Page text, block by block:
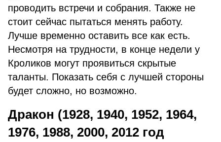
проводить встречи и собрания. Также не
стоит сейчас пытаться менять работу.
Лучше временно оставить все как есть.
Несмотря на трудности, в конце недели у
Кроликов могут проявиться скрытые
таланты. Показать себя с лучшей стороны
будет сложно, но возможно.
Дракон (1928, 1940, 1952, 1964,
1976, 1988, 2000, 2012 год